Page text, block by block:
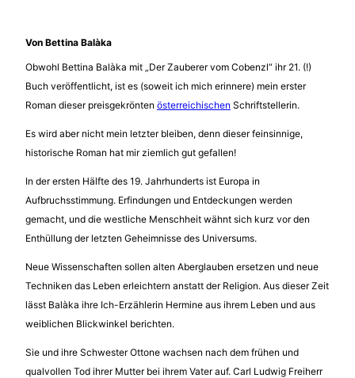
Von Bettina Balàka
Obwohl Bettina Balàka mit „Der Zauberer vom Cobenzl“ ihr 21. (!)
Buch veröffentlicht, ist es (soweit ich mich erinnere) mein erster
Roman dieser preisgekrönten österreichischen Schriftstellerin.
Es wird aber nicht mein letzter bleiben, denn dieser feinsinnige,
historische Roman hat mir ziemlich gut gefallen!
In der ersten Hälfte des 19. Jahrhunderts ist Europa in
Aufbruchsstimmung. Erfindungen und Entdeckungen werden
gemacht, und die westliche Menschheit wähnt sich kurz vor den
Enthüllung der letzten Geheimnisse des Universums.
Neue Wissenschaften sollen alten Aberglauben ersetzen und neue
Techniken das Leben erleichtern anstatt der Religion. Aus dieser Zeit
lässt Balàka ihre Ich-Erzählerin Hermine aus ihrem Leben und aus
weiblichen Blickwinkel berichten.
Sie und ihre Schwester Ottone wachsen nach dem frühen und
qualvollen Tod ihrer Mutter bei ihrem Vater auf. Carl Ludwig Freiherr